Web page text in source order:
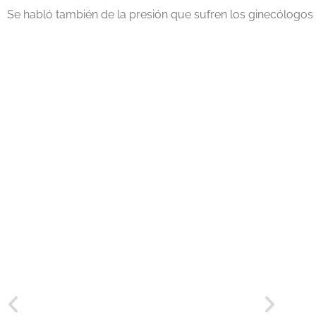
Se habló también de la presión que sufren los